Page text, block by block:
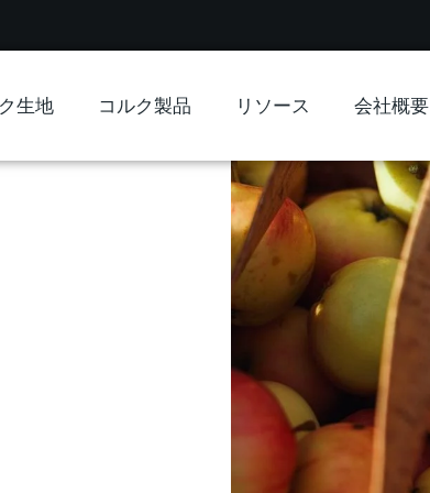
生地 コルク製品 リソース 会社概要